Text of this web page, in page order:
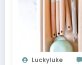
Luckyluke